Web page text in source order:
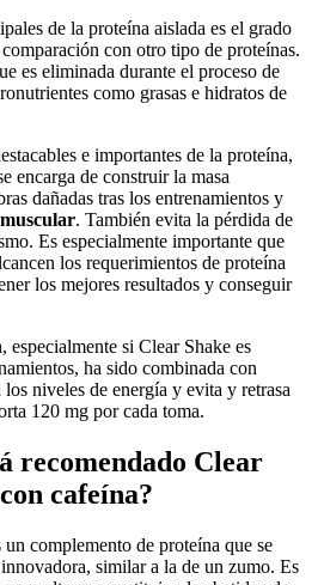
de la proteína aislada es el grado
con otro tipo de proteínas.
es eliminada durante el proceso de
como grasas e hidratos de
e importantes de la proteína,
encarga de construir la masa
dañadas tras los entrenamientos y
. También evita la pérdida de
Es especialmente importante que
los requerimientos de proteína
los mejores resultados y conseguir
especialmente si Clear Shake es
ha sido combinada con
niveles de energía y evita y retrasa
120 mg por cada toma.
recomendado Clear
cafeína?
un complemento de proteína que se
similar a la de un zumo. Es